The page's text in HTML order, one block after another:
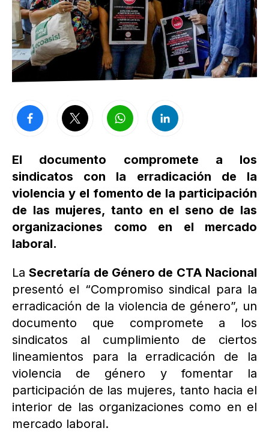
El documento compromete a los
sindicatos con la erradicación de la
violencia y el fomento de la participación
de las mujeres, tanto en el seno de las
organizaciones como en el mercado
laboral.
LaSecretaría de Género de CTA Nacional
presentó el “Compromiso sindical para la
erradicación de la violencia de género”, un
documento que compromete a los
sindicatos al cumplimiento de ciertos
lineamientos para la erradicación de la
violencia de género y fomentar la
participación de las mujeres, tanto hacia el
interior de las organizaciones como en el
mercado laboral.